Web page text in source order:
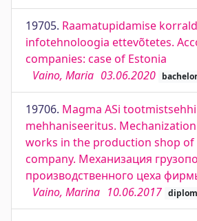
19705. Raamatupidamise
infotehnoloogia ettevõtetes.
companies: case of Estonia
Vaino, Maria 03.06.2020
19706. Magma ASi
mehhaniseeritus.
works in the production shop of
company. Механизация
производственного цеха
Vaino, Marina 10.06.2017